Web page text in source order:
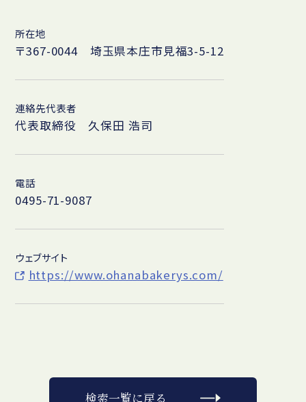
所在地
〒367-0044 埼玉県本庄市見福3-5-12
連絡先代表者
代表取締役 久保田 浩司
電話
0495-71-9087
ウェブサイト
https://www.ohanabakerys.com/
検索一覧に戻る